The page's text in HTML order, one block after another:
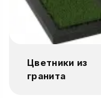
Цветники из
гранита